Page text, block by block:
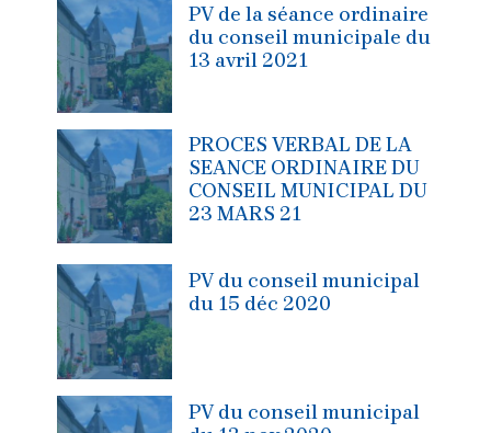
PV de la séance ordinaire
du conseil municipale du
13 avril 2021
PROCES VERBAL DE LA
SEANCE ORDINAIRE DU
CONSEIL MUNICIPAL DU
23 MARS 21
PV du conseil municipal
du 15 déc 2020
PV du conseil municipal